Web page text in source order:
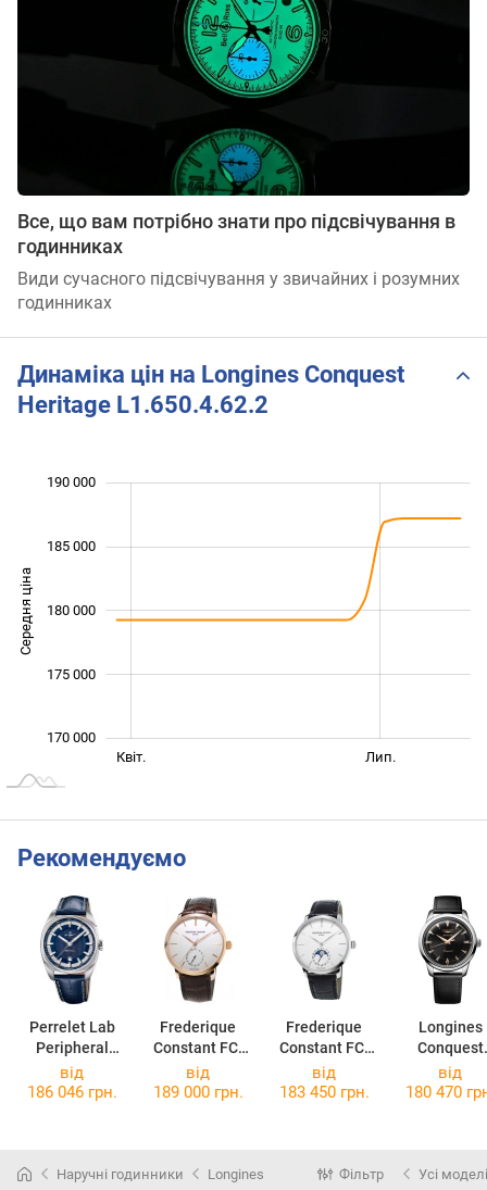
Все, що вам потрібно знати про підсвічування в
годинниках
Види сучасного підсвічування у звичайних і розумних
годинниках
Динаміка цін на Longines Conquest
Heritage L1.650.4.62.2
Середня ціна 174 000
170 000
180 000
190 000
185 000
175 000
Жовт. Лип.
Квіт.
Січ. 2026
Рекомендуємо
Perrelet Lab
Peripheral
A1100/4
Frederique
Constant FC-
710V4S4
Frederique
Constant FC-
705S4S6
Longines
Conquest
Heritage
від
186 046 грн.
від
189 000 грн.
від
183 450 грн.
від
180 470
Наручні годинники Longines Фільтр Усі моделі